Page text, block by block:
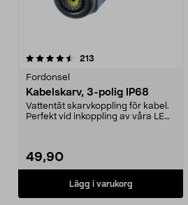
213
Fordonsel
Kabelskarv, 3-polig IP68
Vattentät skarvkoppling för kabel.
Perfekt vid inkoppling av våra LED-
49,90
Lägg i varukorg
4.5 av 5 stjärnor